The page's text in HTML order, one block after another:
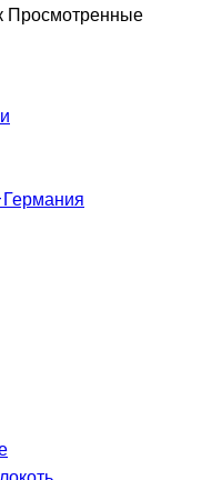
Просмотренные